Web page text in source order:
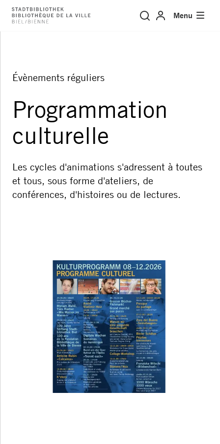
Évènements réguliers
Menu
Évènements réguliers
Programmation
culturelle
Les cycles d'animations s'adressent à toutes
et tous, sous forme d'ateliers, de
conférences, d'histoires ou de lectures.